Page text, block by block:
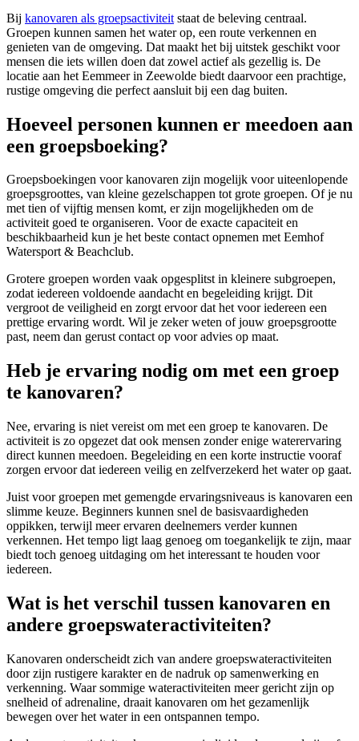
Bij kanovaren als groepsactiviteit staat de beleving centraal.
Groepen kunnen samen het water op, een route verkennen en
genieten van de omgeving. Dat maakt het bij uitstek geschikt voor
mensen die iets willen doen dat zowel actief als gezellig is. De
locatie aan het Eemmeer in Zeewolde biedt daarvoor een prachtige,
rustige omgeving die perfect aansluit bij een dag buiten.
Hoeveel personen kunnen er meedoen aan
een groepsboeking?
Groepsboekingen voor kanovaren zijn mogelijk voor uiteenlopende
groepsgroottes, van kleine gezelschappen tot grote groepen. Of je nu
met tien of vijftig mensen komt, er zijn mogelijkheden om de
activiteit goed te organiseren. Voor de exacte capaciteit en
beschikbaarheid kun je het beste contact opnemen met Eemhof
Watersport & Beachclub.
Grotere groepen worden vaak opgesplitst in kleinere subgroepen,
zodat iedereen voldoende aandacht en begeleiding krijgt. Dit
vergroot de veiligheid en zorgt ervoor dat het voor iedereen een
prettige ervaring wordt. Wil je zeker weten of jouw groepsgrootte
past, neem dan gerust contact op voor advies op maat.
Heb je ervaring nodig om met een groep
te kanovaren?
Nee, ervaring is niet vereist om met een groep te kanovaren. De
activiteit is zo opgezet dat ook mensen zonder enige waterervaring
direct kunnen meedoen. Begeleiding en een korte instructie vooraf
zorgen ervoor dat iedereen veilig en zelfverzekerd het water op gaat.
Juist voor groepen met gemengde ervaringsniveaus is kanovaren een
slimme keuze. Beginners kunnen snel de basisvaardigheden
oppikken, terwijl meer ervaren deelnemers verder kunnen
verkennen. Het tempo ligt laag genoeg om toegankelijk te zijn, maar
biedt toch genoeg uitdaging om het interessant te houden voor
iedereen.
Wat is het verschil tussen kanovaren en
andere groepswateractiviteiten?
Kanovaren onderscheidt zich van andere groepswateractiviteiten
door zijn rustigere karakter en de nadruk op samenwerking en
verkenning. Waar sommige wateractiviteiten meer gericht zijn op
snelheid of adrenaline, draait kanovaren om het gezamenlijk
bewegen over het water in een ontspannen tempo.